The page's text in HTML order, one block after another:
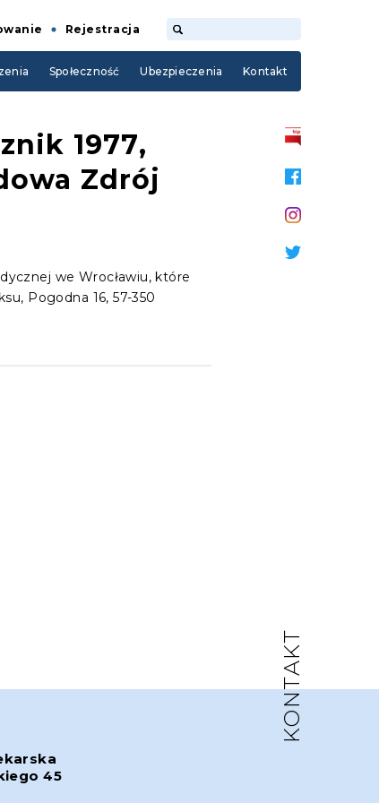
Rejestracja
Społeczność Ubezpieczenia Kontakt
1977,
Zdrój
we Wrocławiu, które
Pogodna 16, 57-350
KONTAKT
45